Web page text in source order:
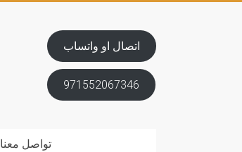
اتصال او واتساب
971552067346
تواصل معنا